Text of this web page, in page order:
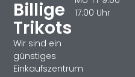
Billige
Trikots
Wir sind ein
günstiges
Einkaufszentrum
17:00 Uhr